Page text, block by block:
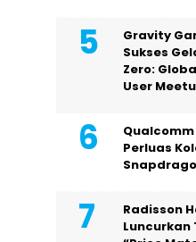
Gravity
Sukses
Zero:
User
Perluas
Radisson
Luncurkan